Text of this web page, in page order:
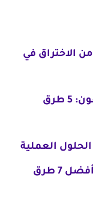
كيف تحمي هاتفك وشبكة WiFi من الاختراق في
نقل واتساب من اندرويد إلى ايفون: 5 طرق
تحميل فيديو من يوتيوب 2026: أفضل 7 طرق